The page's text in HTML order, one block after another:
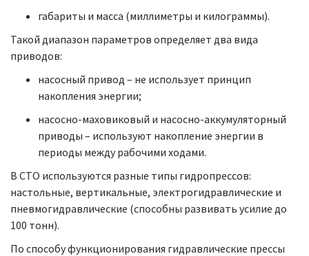
габариты и масса (миллиметры и килограммы).
Такой диапазон параметров определяет два вида
приводов:
насосный привод – не использует принцип
накопления энергии;
насосно-маховиковый и насосно-аккумуляторный
приводы – используют накопление энергии в
периоды между рабочими ходами.
В СТО используются разные типы гидропрессов:
настольные, вертикальные, электрогидравлические и
пневмогидравлические (способны развивать усилие до
100 тонн).
По способу функционирования гидравлические прессы